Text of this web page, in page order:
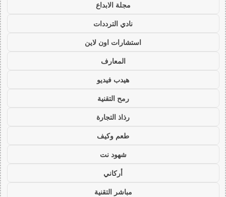
مجلة الابداع
نادي الترددات
استشارات اون لاين
المعارف
هيدب فيديو
رمح التقنية
رذاذ التجارة
طعم وكيف
شهود نت
أركاني
مباشر التقنية